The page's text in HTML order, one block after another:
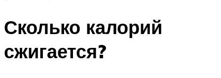
Сколько калорий
сжигается?